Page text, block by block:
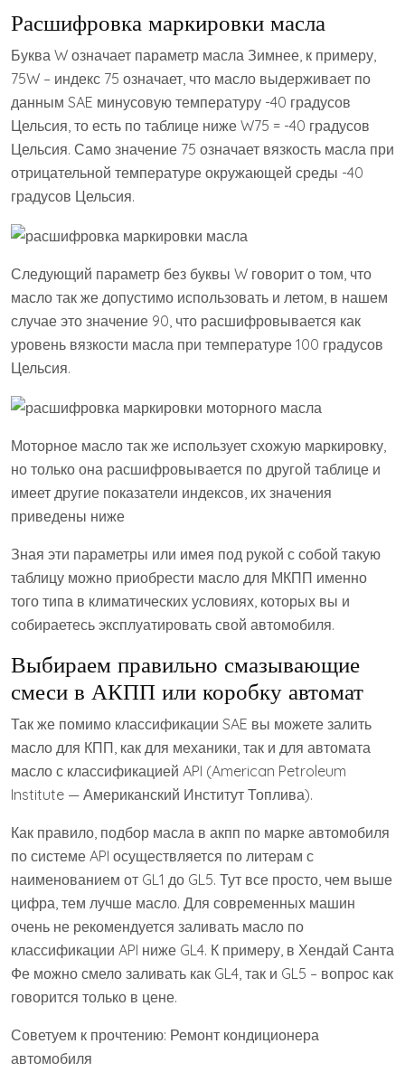
Расшифровка маркировки масла
Буква W означает параметр масла Зимнее, к примеру,
75W – индекс 75 означает, что масло выдерживает по
данным SAE минусовую температуру -40 градусов
Цельсия, то есть по таблице ниже W75 = -40 градусов
Цельсия. Само значение 75 означает вязкость масла при
отрицательной температуре окружающей среды -40
градусов Цельсия.
Следующий параметр без буквы W говорит о том, что
масло так же допустимо использовать и летом, в нашем
случае это значение 90, что расшифровывается как
уровень вязкости масла при температуре 100 градусов
Цельсия.
Моторное масло так же использует схожую маркировку,
но только она расшифровывается по другой таблице и
имеет другие показатели индексов, их значения
приведены ниже
Зная эти параметры или имея под рукой с собой такую
таблицу можно приобрести масло для МКПП именно
того типа в климатических условиях, которых вы и
собираетесь эксплуатировать свой автомобиля.
Выбираем правильно смазывающие
смеси в АКПП или коробку автомат
Так же помимо классификации SAE вы можете залить
масло для КПП, как для механики, так и для автомата
масло с классификацией API (American Petroleum
Institute — Американский Институт Топлива).
Как правило, подбор масла в акпп по марке автомобиля
по системе API осуществляется по литерам с
наименованием от GL1 до GL5. Тут все просто, чем выше
цифра, тем лучше масло. Для современных машин
очень не рекомендуется заливать масло по
классификации API ниже GL4. К примеру, в Хендай Санта
Фе можно смело заливать как GL4, так и GL5 – вопрос как
говорится только в цене.
Советуем к прочтению: Ремонт кондиционера
автомобиля